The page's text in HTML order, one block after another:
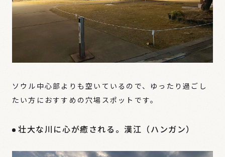
ソウル中心部よりも空いているので、ゆったり過ごし
たい方におすすめの穴場スポットです。
壮大な川に心が癒される。漢江（ハンガン）